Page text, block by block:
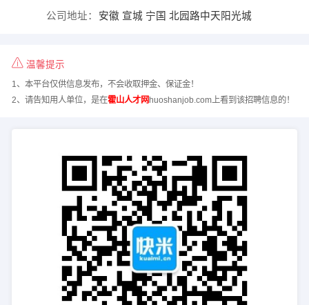
公司地址： 安徽 宣城 宁国 北园路中天阳光城
温馨提示
1、本平台仅供信息发布，不会收取押金、保证金！
2、请告知用人单位，是在霍山人才网 huoshanjob.com上看到该招聘信息的！